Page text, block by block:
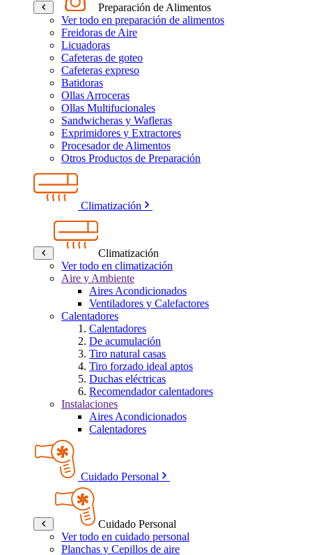
Preparación de Alimentos
Ver todo en preparación de alimentos
Freidoras de Aire
Licuadoras
Cafeteras de goteo
Cafeteras expreso
Batidoras
Ollas Arroceras
Ollas Multifucionales
Sandwicheras y Wafleras
Exprimidores y Extractores
Procesador de Alimentos
Otros Productos de Preparación
Climatización
Climatización
Ver todo en climatización
Aire y Ambiente
Aires Acondicionados
Ventiladores y Calefactores
Calentadores
Calentadores
De acumulación
Tiro natural casas
Tiro forzado ideal aptos
Duchas eléctricas
Recomendador calentadores
Instalaciones
Aires Acondicionados
Calentadores
Cuidado Personal
Cuidado Personal
Ver todo en cuidado personal
Planchas y Cepillos de aire